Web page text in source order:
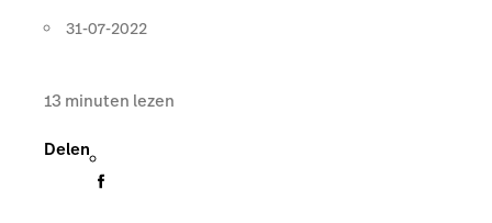
31-07-2022
13 minuten lezen
Delen